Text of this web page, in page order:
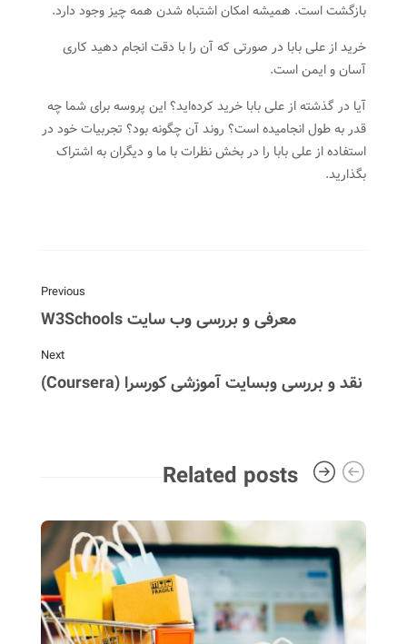
بازگشت است. همیشه امکان اشتباه شدن همه چیز وجود دارد.
خرید از علی بابا در صورتی که آن را با دقت انجام دهید کاری
آسان و ایمن است.
آیا در گذشته از علی بابا خرید کرده‌اید؟ این پروسه برای شما چه
قدر به طول انجامیده است؟ روند آن چگونه بود؟ تجربیات خود در
استفاده از علی بابا را در بخش نظرات با ما و دیگران به اشتراک
بگذارید.
Previous
معرفی و بررسی وب سایت W3Schools
Next
نقد و بررسی وبسایت آموزشی کورسرا (Coursera)
Related posts